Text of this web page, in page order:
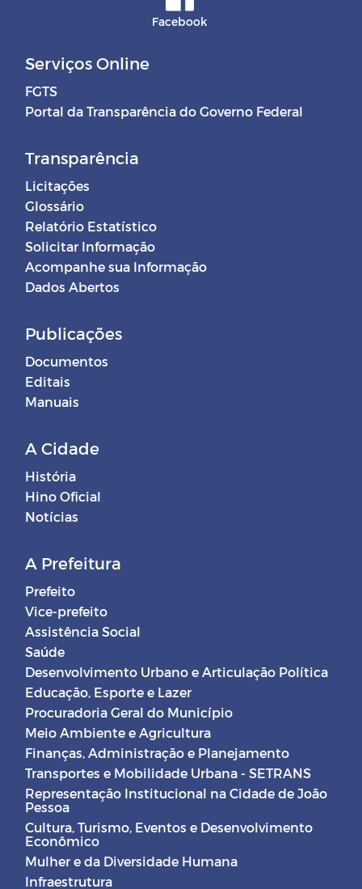
Facebook
Serviços Online
FGTS
Portal da Transparência do Governo Federal
Transparência
Licitações
Glossário
Relatório Estatístico
Solicitar Informação
Acompanhe sua Informação
Dados Abertos
Publicações
Documentos
Editais
Manuais
A Cidade
História
Hino Oficial
Notícias
A Prefeitura
Prefeito
Vice-prefeito
Assistência Social
Saúde
Desenvolvimento Urbano e Articulação Política
Educação, Esporte e Lazer
Procuradoria Geral do Município
Meio Ambiente e Agricultura
Finanças, Administração e Planejamento
Transportes e Mobilidade Urbana - SETRANS
Representação Institucional na Cidade de João
Pessoa
Cultura, Turismo, Eventos e Desenvolvimento
Econômico
Mulher e da Diversidade Humana
Infraestrutura